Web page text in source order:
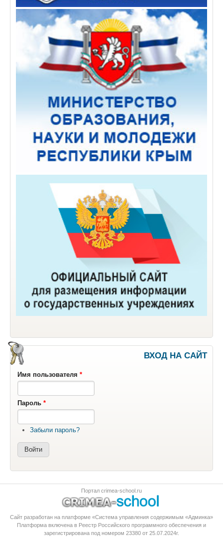
ВХОД НА САЙТ
Имя пользователя *
Пароль *
Забыли пароль?
Портал crimea-school.ru
Сайт разработан на платформе «Система управления содержимым «Админка»
Платформа включена в Реестр Российского программного обеспечения и
зарегистрирована под номером 23380 от 25.07.2024г.